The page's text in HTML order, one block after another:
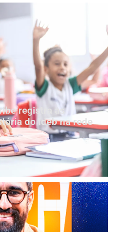
registra as
do Ideb na rede